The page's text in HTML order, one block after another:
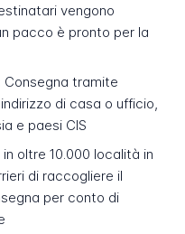
vengono
pacco è pronto per la
Consegna tramite
di casa o ufficio,
e paesi CIS
in oltre 10.000 località in
di raccogliere il
per conto di